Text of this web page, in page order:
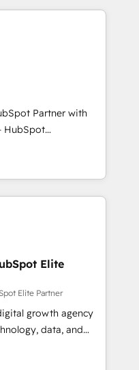
and enterprise
to design connected
scalable revenue
CRM and data
strategic marketing,
FLAIR framework
consultancy,
technology to help
Partner with
HubSpot
HubSpot platform
your current HubSpot
Elite
Elite Partner
growth agency
data, and
results. Founded in
Spain, LATAM, and